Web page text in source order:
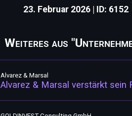
23. Februar 2026 | ID: 6152
Weiteres aus
Alvarez & Marsal
Alvarez & Marsal verstärkt sein